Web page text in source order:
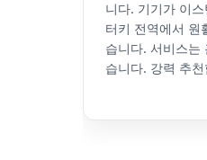
니다. 기기가 이
터키 전역에서 원
습니다. 서비스는
습니다. 강력 추